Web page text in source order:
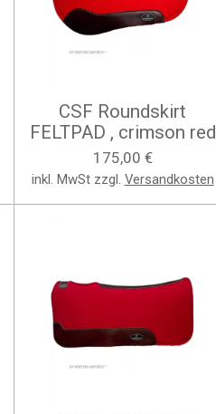
CSF Roundskirt
FELTPAD , crimson red
175,00 €
inkl. MwSt zzgl. Versandkosten